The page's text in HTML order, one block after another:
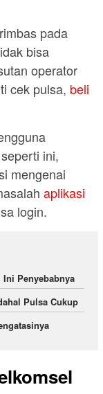
pada
bisa
operator
cek pulsa, beli
ini,
mengenai
aplikasi
login.
Penyebabnya
Pulsa Cukup